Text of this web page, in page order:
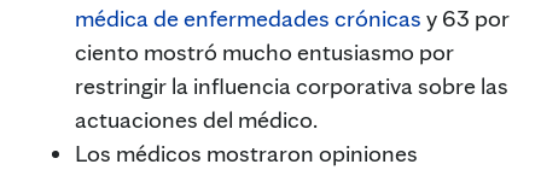
médica de enfermedades crónicas y 63 por
ciento mostró mucho entusiasmo por
restringir la influencia corporativa sobre las
actuaciones del médico.
Los médicos mostraron opiniones